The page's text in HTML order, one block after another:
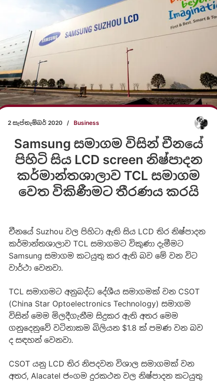
2 සැප්තැම්බර් 2020 / Business
Samsung සමාගම විසින් චීනයේ
පිහිටි සිය LCD screen නිෂ්පාදන
කර්මාන්තශාලාව TCL සමාගම
වෙත විකිණීමට තීරණය කරයි
චීනයේ Suzhou වල පිහිටා ඇති සිය LCD තිර නිෂ්පාදන
කර්මාන්තශාලාව TCL සමාගමට විකුණා දැමීමට
Samsung සමාගම කටයුතු කර ඇති බව මේ වන විට
වාර්ථා වෙනවා.
TCL සමාගමට අනුබද්ධ දේශීය සමාගමක් වන CSOT
(China Star Optoelectronics Technology) සමාගම
විසින් මෙම මිලදීගැනීම සිදුකර ඇති අතර මෙම
ගනුදෙනුවේ වටිනාකම බිලියන $1.8 ක් පමණ වන බව
ද සඳහන් වෙනවා.
CSOT යනු LCD තිර නිපදවන විශාල සමාගමක් වන
අතර, Alacatel ජංගම දුරකථන වල නිෂ්පාදන කටයුතු